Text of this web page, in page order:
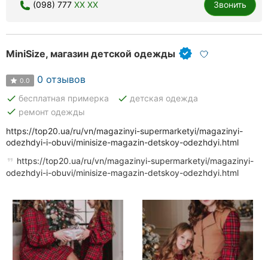
(098) 777 XX XX Звонить
MiniSize, магазин детской одежды
0.0 0 отзывов
done бесплатная примерка done детская одежда
done ремонт одежды
https://top20.ua/ru/vn/magazinyi-supermarketyi/magazinyi-
odezhdyi-i-obuvi/minisize-magazin-detskoy-odezhdyi.html
https://top20.ua/ru/vn/magazinyi-supermarketyi/magazinyi-
odezhdyi-i-obuvi/minisize-magazin-detskoy-odezhdyi.html